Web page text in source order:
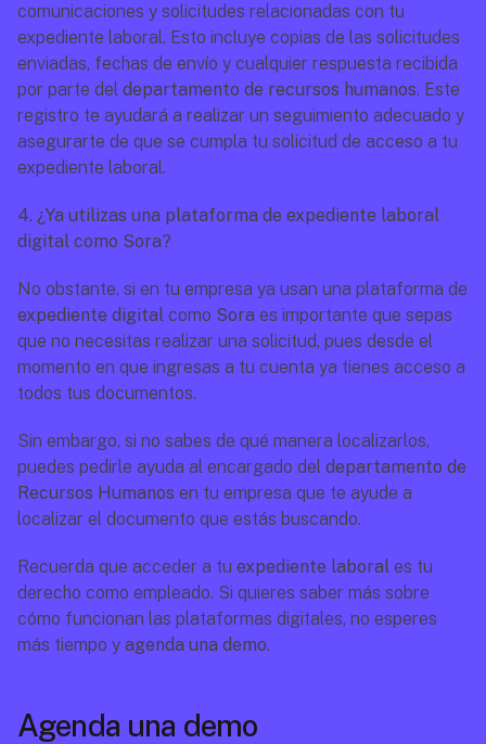
comunicaciones y solicitudes relacionadas con tu
expediente laboral. Esto incluye copias de las solicitudes
enviadas, fechas de envío y cualquier respuesta recibida
por parte del departamento de recursos humanos. Este
registro te ayudará a realizar un seguimiento adecuado y
asegurarte de que se cumpla tu solicitud de acceso a tu
expediente laboral.
4. ¿Ya utilizas una plataforma de expediente laboral
digital como Sora?
expediente digital como Sora es importante que sepas
que no necesitas realizar una solicitud, pues desde el
momento en que ingresas a tu cuenta ya tienes acceso a
todos tus documentos.
Sin embargo, si no sabes de qué manera localizarlos,
puedes pedirle ayuda al encargado del departamento de
Recursos Humanos en tu empresa que te ayude a
localizar el documento que estás buscando.
Recuerda que acceder a tu expediente laboral es tu
derecho como empleado. Si quieres saber más sobre
cómo funcionan las plataformas digitales, no esperes
más tiempo y agenda una demo.
Agenda una demo